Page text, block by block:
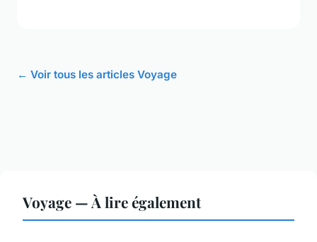
← Voir tous les articles Voyage
Voyage — À lire également